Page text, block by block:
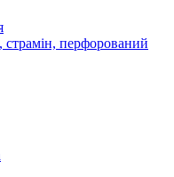
страмін, перфорований